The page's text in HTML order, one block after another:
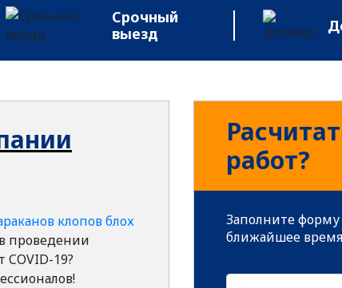
Срочный
выезд
клоповблох
проведении
19?
работ?
Заполните
ближайшее время